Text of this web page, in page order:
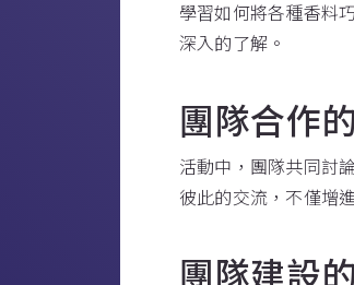
學習如何將各種香料
深入的了解。
團隊合作
活動中，團隊共同討
彼此的交流，不僅增
團隊建設